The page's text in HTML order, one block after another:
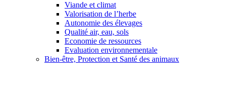
Viande et climat
Valorisation de l’herbe
Autonomie des élevages
Qualité air, eau, sols
Economie de ressources
Evaluation environnementale
Bien-être, Protection et Santé des animaux